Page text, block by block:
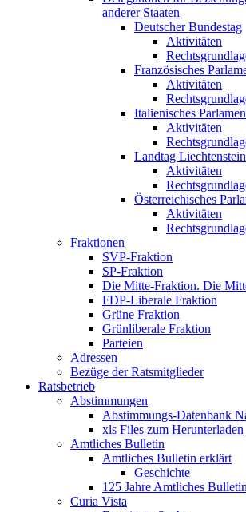
anderer Staaten
Deutscher Bundestag
Aktivitäten
Französisches
Aktivitäten
Italienisches
Aktivitäten
Landtag Liechtenstein
Aktivitäten
Österreichisches
Aktivitäten
Fraktionen
SVP-Fraktion
SP-Fraktion
Die Mitte-Fraktion. Die
FDP-Liberale Fraktion
Grüne Fraktion
Grünliberale Fraktion
Parteien
Adressen
Bezüge der Ratsmitglieder
Ratsbetrieb
Abstimmungen
Abstimmungs-Datenbank
xls Files zum Herunterladen
Amtliches Bulletin
Amtliches Bulletin erklärt
Geschichte
125 Jahre Amtliches
Curia Vista